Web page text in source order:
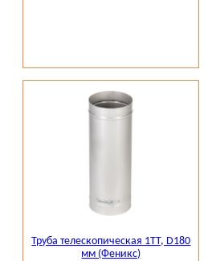
Труба телескопическая 1ТТ, D180
мм (Феникс)